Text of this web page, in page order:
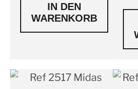
IN DEN
WARENKORB